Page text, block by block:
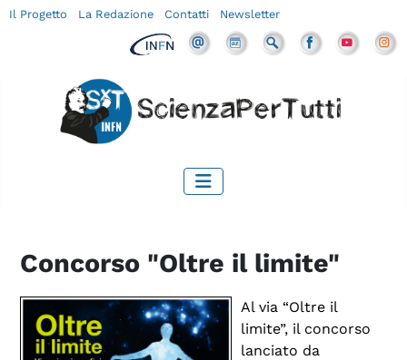
Il Progetto La Redazione Contatti Newsletter
Concorso "Oltre il limite"
Al via “Oltre il
limite”, il concorso
lanciato da